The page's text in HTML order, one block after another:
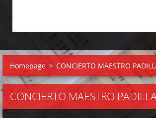
Homepage > CONCIERTO MAESTRO
CONCIERTO MAESTRO